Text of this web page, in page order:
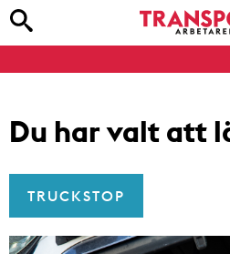
Du har valt att
TRUCKSTOP